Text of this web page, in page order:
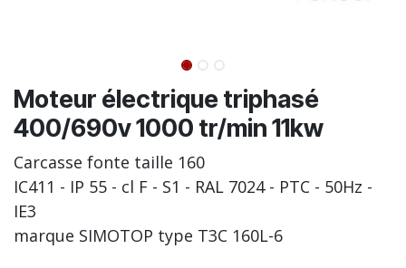
Moteur électrique triphasé
400/690v 1000 tr/min 11kw
Carcasse fonte taille 160
IC411 - IP 55 - cl F - S1 - RAL 7024 - PTC - 50Hz -
IE3
marque SIMOTOP type T3C 160L-6